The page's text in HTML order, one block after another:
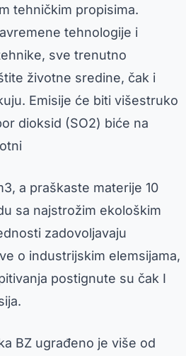
tehničkim propisima.
tehnologije i
sve trenutno
životne sredine, čak i
Emisije će biti višestruko
dioksid (SO2) biće na
a praškaste materije 10
sa najstrožim ekološkim
zadovoljavaju
o industrijskim elemsijama,
postignute su čak I
BZ ugrađeno je više od